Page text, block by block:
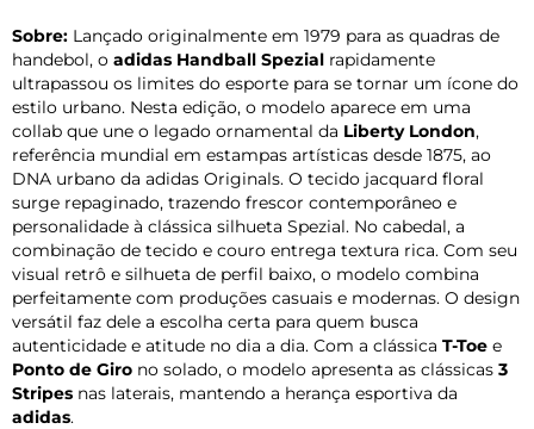
Sobre: Lançado originalmente em 1979 para as quadras de
handebol, o adidas Handball Spezial rapidamente
ultrapassou os limites do esporte para se tornar um ícone do
estilo urbano. Nesta edição, o modelo aparece em uma
collab que une o legado ornamental da Liberty London,
referência mundial em estampas artísticas desde 1875, ao
DNA urbano da adidas Originals. O tecido jacquard floral
surge repaginado, trazendo frescor contemporâneo e
personalidade à clássica silhueta Spezial. No cabedal, a
combinação de tecido e couro entrega textura rica. Com seu
visual retrô e silhueta de perfil baixo, o modelo combina
perfeitamente com produções casuais e modernas. O design
versátil faz dele a escolha certa para quem busca
autenticidade e atitude no dia a dia. Com a clássica T-Toe e
Ponto de Giro no solado, o modelo apresenta as clássicas 3
Stripes nas laterais, mantendo a herança esportiva da
adidas.